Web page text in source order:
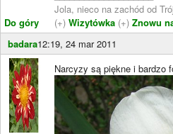
Do góry
Jola, nieco na zachód od
(+) Wizytówka (+) Znowu
badara12:19, 24 mar 2011
Narcyzy są piękne i bardzo